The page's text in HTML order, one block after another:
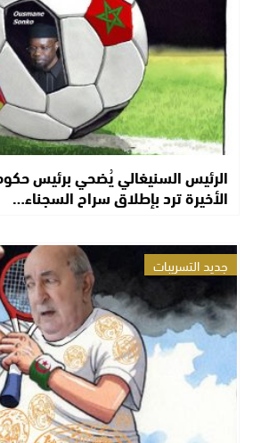
الرئيس السنيغالي يُضحي برئيس
الأخيرة ترد بإطلاق سراح السجناء…
جديد التسريبات